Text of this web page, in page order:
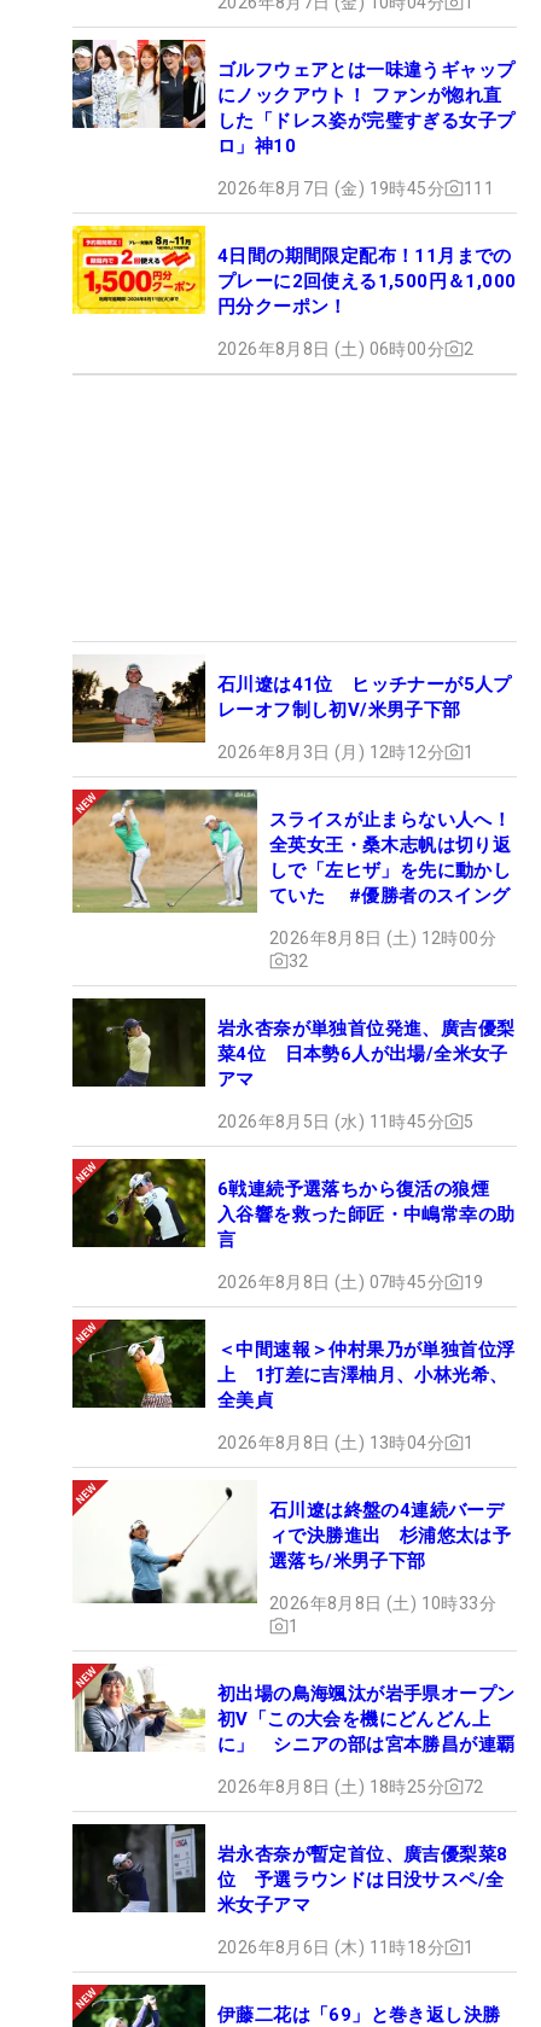
ゴルフウェアとは一味違うギャップ
にノックアウト！ ファンが惚れ直
した「ドレス姿が完璧すぎる女子プ
ロ」神10
2026年8月7日 (金) 19時45分 111
4日間の期間限定配布！11月までの
プレーに2回使える1,500円＆1,000
円分クーポン！
2026年8月8日 (土) 06時00分 2
石川遼は41位 ヒッチナーが5人プ
レーオフ制し初V/米男子下部
2026年8月3日 (月) 12時12分 1
スライスが止まらない人へ！
全英女王・桑木志帆は切り返
しで「左ヒザ」を先に動かし
ていた #優勝者のスイング
2026年8月8日 (土) 12時00分
32
岩永杏奈が単独首位発進、廣吉優梨
菜4位 日本勢6人が出場/全米女子
アマ
2026年8月5日 (水) 11時45分 5
6戦連続予選落ちから復活の狼煙
入谷響を救った師匠・中嶋常幸の助
言
2026年8月8日 (土) 07時45分 19
＜中間速報＞仲村果乃が単独首位浮
上 1打差に吉澤柚月、小林光希、
全美貞
2026年8月8日 (土) 13時04分 1
石川遼は終盤の4連続バーデ
ィで決勝進出 杉浦悠太は予
選落ち/米男子下部
2026年8月8日 (土) 10時33分
1
初出場の鳥海颯汰が岩手県オープン
初V「この大会を機にどんどん上
に」 シニアの部は宮本勝昌が連覇
2026年8月8日 (土) 18時25分 72
岩永杏奈が暫定首位、廣吉優梨菜8
位 予選ラウンドは日没サスペ/全
米女子アマ
2026年8月6日 (木) 11時18分 1
伊藤二花は「69」と巻き返し決勝